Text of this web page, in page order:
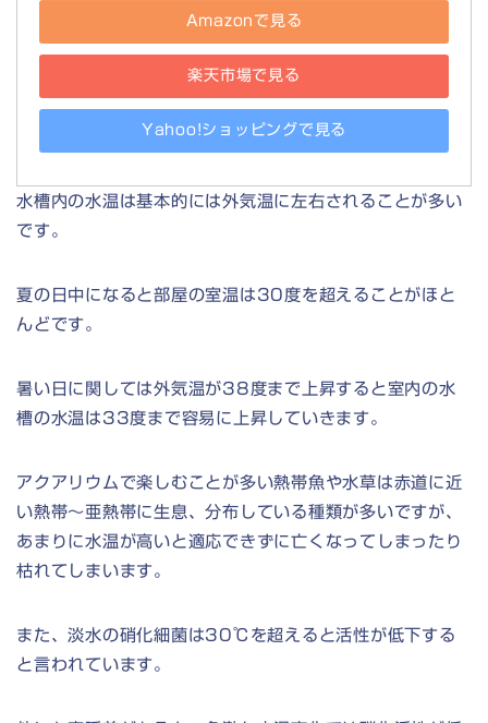
Amazonで見る
楽天市場で見る
Yahoo!ショッピングで見る
水槽内の水温は基本的には外気温に左右されることが多い
です。
夏の日中になると部屋の室温は30度を超えることがほと
んどです。
暑い日に関しては外気温が38度まで上昇すると室内の水
槽の水温は33度まで容易に上昇していきます。
アクアリウムで楽しむことが多い熱帯魚や水草は赤道に近
い熱帯～亜熱帯に生息、分布している種類が多いですが、
あまりに水温が高いと適応できずに亡くなってしまったり
枯れてしまいます。
また、淡水の硝化細菌は30℃を超えると活性が低下する
と言われています。